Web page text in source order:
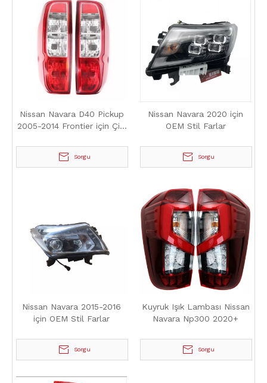
Nissan Navara D40 Pickup
2005-2014 Frontier için Çift
Sorgu
Nissan Navara 2020 için
OEM Stil Farlar
Sorgu
Nissan Navara 2015-2016
için OEM Stil Farlar
Sorgu
Kuyruk Işık Lambası Nissan
Navara Np300 2020+
Sorgu